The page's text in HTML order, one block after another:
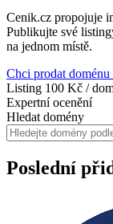
Cenik.cz propojuje
Publikujte své
na jednom místě.
Chci prodat doménu
Listing 100 Kč /
Expertní ocenění
Hledat domény
Poslední